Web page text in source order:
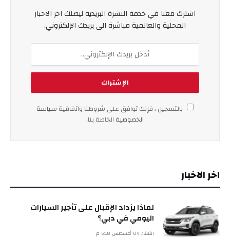
اشترك معنا في خدمة النشرة البريدية ليصلك اخر الاخبار
المحلية والعالمية مباشرة الى بريدك الإلكتروني.
بالتسجيل ، فإنك توافق على شروطنا واتفاقية سياسة
الخصوصية الخاصة بنا.
اخر الاخبار
لماذا يزداد الإقبال على تأجير السيارات
اليومي في دبي؟
الثلاثاء 04 أغسطس 6:18 م